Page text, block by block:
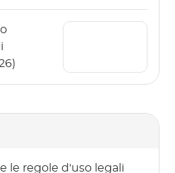
le regole d'uso legali